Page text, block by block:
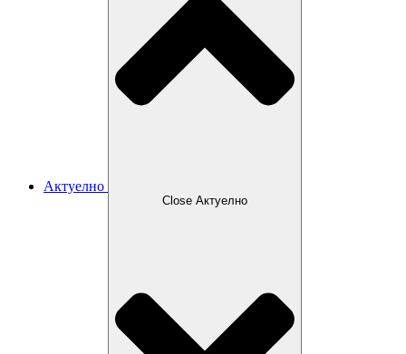
Актуелно
Close Актуелно